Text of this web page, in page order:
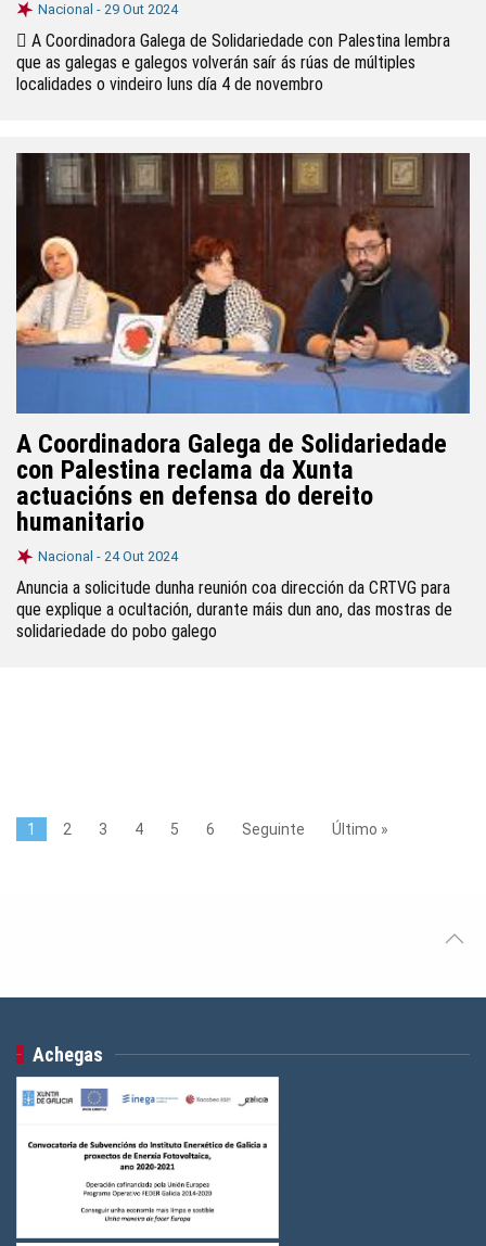
Nacional - 29 Out 2024
 A Coordinadora Galega de Solidariedade con Palestina lembra
que as galegas e galegos volverán saír ás rúas de múltiples
localidades o vindeiro luns día 4 de novembro
A Coordinadora Galega de Solidariedade
con Palestina reclama da Xunta
actuacións en defensa do dereito
humanitario
Nacional - 24 Out 2024
Anuncia a solicitude dunha reunión coa dirección da CRTVG para
que explique a ocultación, durante máis dun ano, das mostras de
solidariedade do pobo galego
1 2 3 4 5 6 Seguinte Último »
Achegas